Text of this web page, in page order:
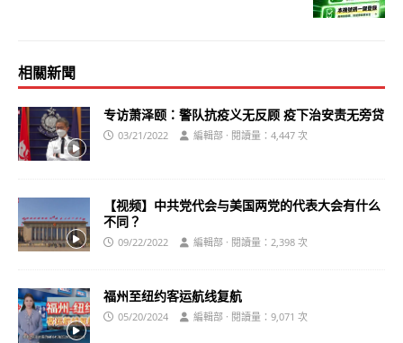
相關新聞
专访萧泽颐：警队抗疫义无反顾 疫下治安责无旁贷
03/21/2022 編輯部 · 閱讀量：4,447 次
【视频】中共党代会与美国两党的代表大会有什么
不同？
09/22/2022 編輯部 · 閱讀量：2,398 次
福州至纽约客运航线复航
05/20/2024 編輯部 · 閱讀量：9,071 次